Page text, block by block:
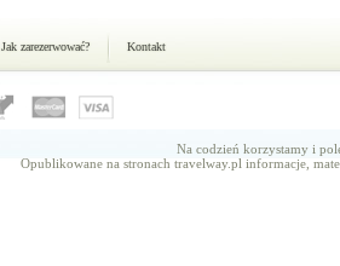
Jak zarezerwować? Kontakt
Na codzień korzystamy i
Opublikowane na stronach travelway.pl informacje,